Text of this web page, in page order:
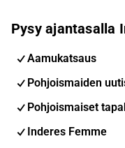
Pysy ajantasalla
Aamukatsaus
Pohjoismaiden
Pohjoismaiset
Inderes Femme